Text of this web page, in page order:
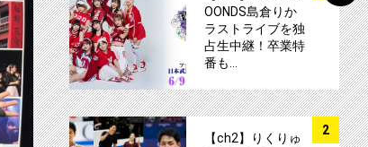
OONDS島倉りか
ラストライブを独
占生中継！卒業特
番も…
2
【ch2】りくりゅ